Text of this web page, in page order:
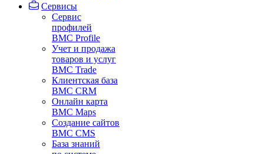
Сервисы
Сервис
профилей
BMC Profile
Учет и продажа
товаров и услуг
BMC Trade
Клиентская база
BMC CRM
Онлайн карта
BMC Maps
Создание сайтов
BMC CMS
База знаний